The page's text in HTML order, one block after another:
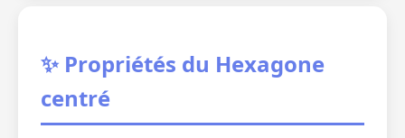
✨ Propriétés du Hexagone
centré